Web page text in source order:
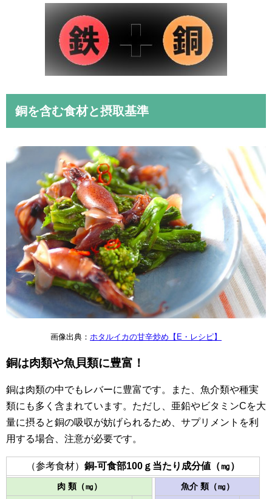
銅を含む食材と摂取基準
画像出典： ホタルイカの甘辛炒め【E・レシピ】
銅は肉類や魚貝類に豊富！
銅は肉類の中でもレバーに豊富です。また、魚介類や種実
類にも多く含まれています。ただし、亜鉛やビタミンCを大
量に摂ると銅の吸収が妨げられるため、サプリメントを利
用する場合、注意が必要です。
（参考食材） 銅-可食部100ｇ当たり成分値（㎎）
肉 類（㎎）
魚介 類（㎎）